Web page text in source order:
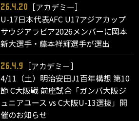
26.4.20
［アカデミー］
U-17日本代表AFC U17アジアカップ
サウジアラビア2026メンバーに岡本
新大選手・藤本祥輝選手が選出
26.4.9
［アカデミー］
4/11（土）明治安田J1百年構想 第10
節 C大阪戦 前座試合「ガンバ大阪ジ
ュニアユース vs C大阪U-13選抜」開
催のお知らせ